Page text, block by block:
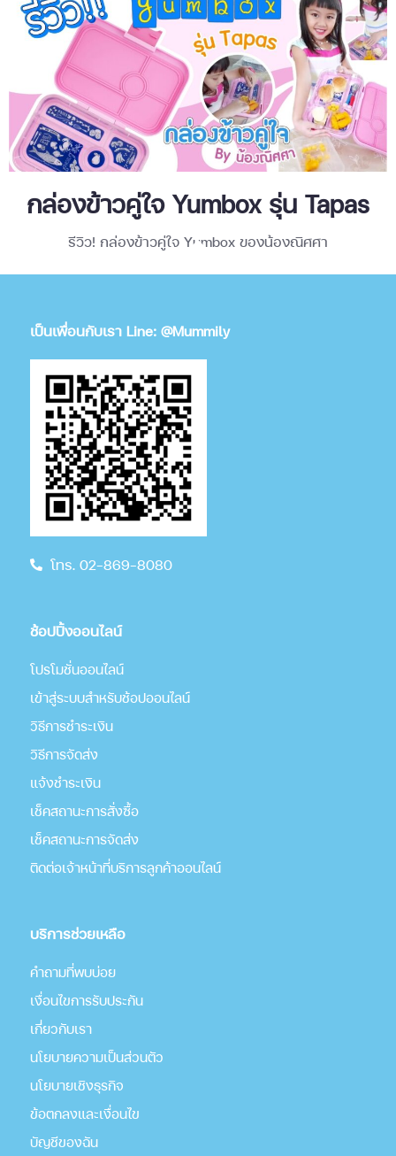
กล่องข้าวคู่ใจ Yumbox รุ่น Tapas
รีวิว! กล่องข้าวคู่ใจ Yumbox ของน้องณิศศา
เป็นเพื่อนกับเรา Line: @Mummily
โทร. 02-869-8080
ช้อปปิ้งออนไลน์
โปรโมชั่นออนไลน์
เข้าสู่ระบบสำหรับช้อปออนไลน์
วิธีการชำระเงิน
วิธีการจัดส่ง
แจ้งชำระเงิน
เช็คสถานะการสั่งซื้อ
เช็คสถานะการจัดส่ง
ติดต่อเจ้าหน้าที่บริการลูกค้าออนไลน์
บริการช่วยเหลือ
คำถามที่พบบ่อย
เงื่อนไขการรับประกัน
เกี่่ยวกับเรา
นโยบายความเป็นส่วนตัว
นโยบายเชิงธุรกิจ
ข้อตกลงและเงื่อนไข
บัญชีของฉัน